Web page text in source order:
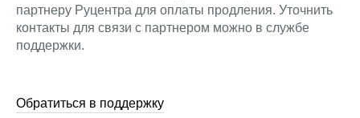
партнеру Руцентра для оплаты продления. Уточнить
контакты для связи с партнером можно в службе
поддержки.
Обратиться в поддержку